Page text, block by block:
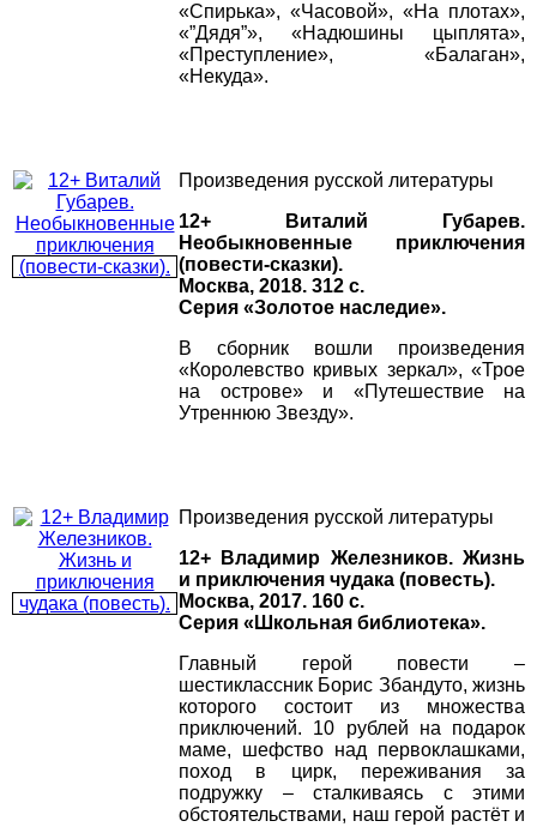
«Спирька», «Часовой», «На плотах»,
«”Дядя”», «Надюшины цыплята»,
«Преступление», «Балаган»,
«Некуда».
Произведения русской литературы
12+ Виталий Губарев.
Необыкновенные приключения
(повести-сказки).
Москва, 2018. 312 с.
Серия «Золотое наследие».
В сборник вошли произведения
«Королевство кривых зеркал», «Трое
на острове» и «Путешествие на
Утреннюю Звезду».
Произведения русской литературы
12+ Владимир Железников. Жизнь
и приключения чудака (повесть).
Москва, 2017. 160 с.
Серия «Школьная библиотека».
Главный герой повести –
шестиклассник Борис Збандуто, жизнь
которого состоит из множества
приключений. 10 рублей на подарок
маме, шефство над первоклашками,
поход в цирк, переживания за
подружку – сталкиваясь с этими
обстоятельствами, наш герой растёт и